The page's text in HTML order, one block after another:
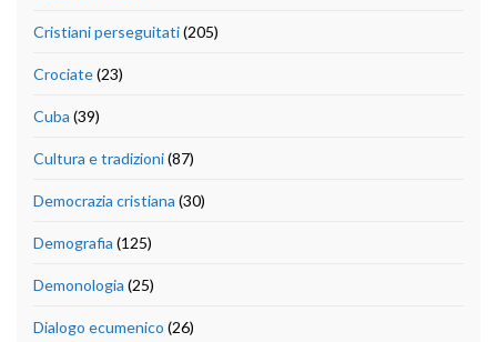
Cristiani perseguitati(205)
Crociate(23)
Cuba (39)
Cultura e tradizioni(87)
Democrazia cristiana (30)
Demografia (125)
Demonologia (25)
Dialogo ecumenico (26)